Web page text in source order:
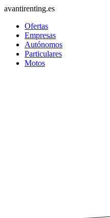
avantirenting.es
Ofertas
Empresas
Autónomos
Particulares
Motos